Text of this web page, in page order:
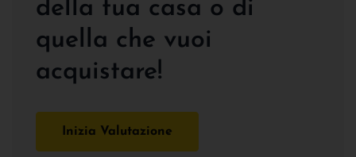
della tua casa o di
quella che vuoi
acquistare!
Inizia Valutazione